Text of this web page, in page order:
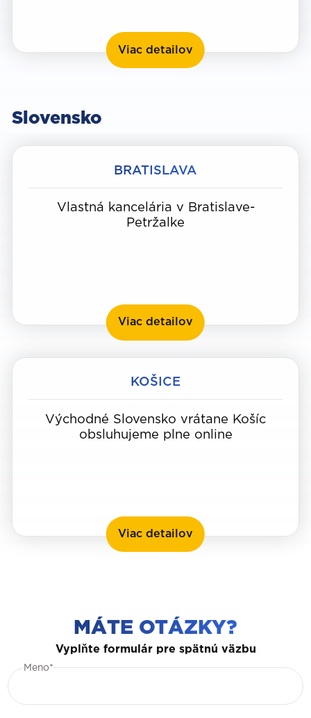
Viac detailov Kropyvnyckyj
Slovensko
BRATISLAVA
Vlastná kancelária v Bratislave-
Petržalke
Viac detailov Bratislava
KOŠICE
Východné Slovensko vrátane Košíc
obsluhujeme plne online
Viac detailov Košice
MÁTE OTÁZKY?
Vyplňte formulár pre spätnú väzbu
Meno*